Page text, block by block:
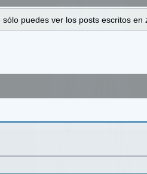
puedes ver los posts escritos